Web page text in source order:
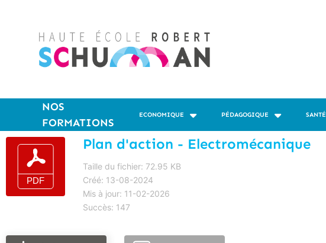
NOS
FORMATIONS
ECONOMIQUE PÉDAGOGIQUE SANTÉ
Plan d'action - Electromécanique
Taille du fichier: 72.95 KB
Créé: 13-08-2024
Mis à jour: 11-02-2026
Succès: 147